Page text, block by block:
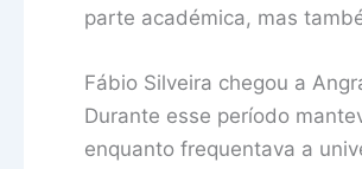
parte académica, mas
Fábio Silveira chegou a
Durante esse período
enquanto frequentava a